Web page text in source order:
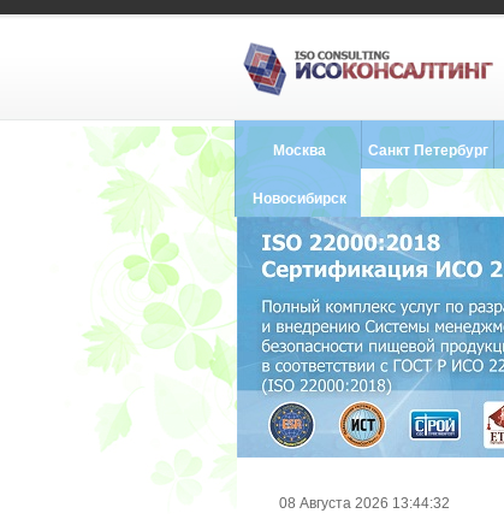
Москва Санкт Петербург
8 (812) 748-2493
Новосибирск
8 (383) 227-8449
08 Августа 2026 13:44:32